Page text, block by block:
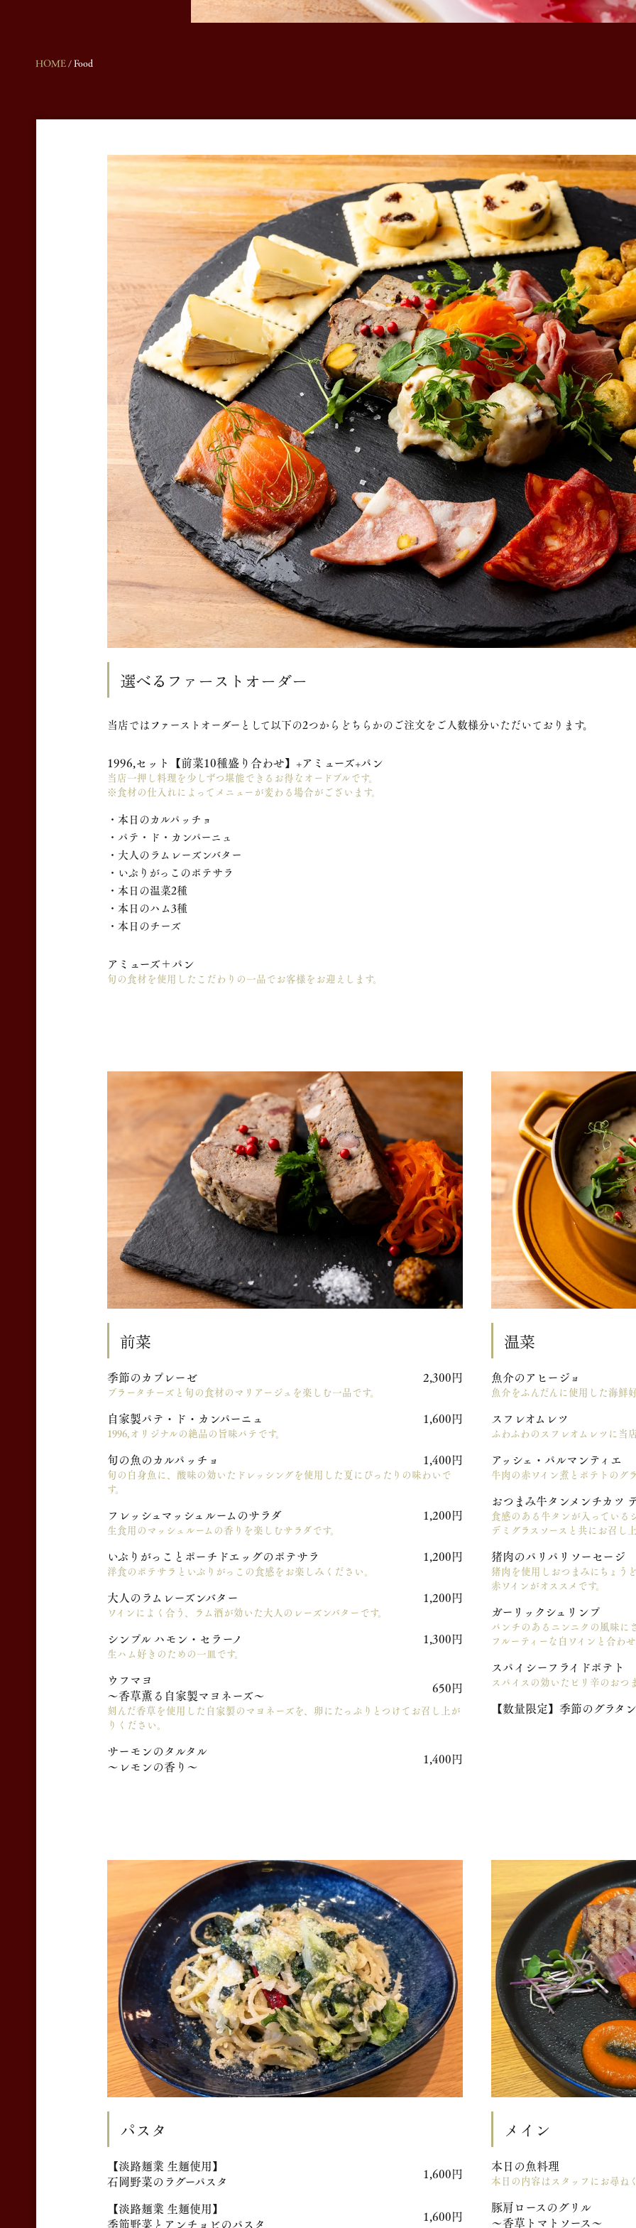
HOME/Food
選べるファーストオーダー
当店ではファーストオーダーとして以下の2つからどちらかのご注文をご人数様分いただいております。
1996,セット【前菜10種盛り合わせ】+アミューズ+パン
当店一押し料理を少しずつ堪能できるお得なオードブルです。
※食材の仕入れによってメニューが変わる場合がございます。
・本日のカルパッチョ
・パテ・ド・カンパーニュ
・大人のラムレーズンバター
・いぶりがっこのポテサラ
・本日の温菜2種
・本日のハム3種
・本日のチーズ
アミューズ＋パン
旬の食材を使用したこだわりの一品でお客様をお迎えします。
前菜
季節のカプレーゼ 2,300円
ブラータチーズと旬の食材のマリアージュを楽しむ一品です。
自家製パテ・ド・カンパーニュ 1,600円
1996,オリジナルの絶品の旨味パテです。
旬の魚のカルパッチョ 1,400円
旬の白身魚に、酸味の効いたドレッシングを使用した夏にぴったりの味わいで
す。
フレッシュマッシュルームのサラダ 1,200円
生食用のマッシュルームの香りを楽しむサラダです。
いぶりがっことポーチドエッグのポテサラ 1,200円
洋食のポテサラといぶりがっこの食感をお楽しみください。
大人のラムレーズンバター 1,200円
ワインによく合う、ラム酒が効いた大人のレーズンバターです。
シンプル ハモン・セラーノ 1,300円
生ハム好きのための一皿です。
ウフマヨ
～香草薫る自家製マヨネーズ～
650円
刻んだ香草を使用した自家製のマヨネーズを、卵にたっぷりとつけてお召し上が
りください。
サーモンのタルタル
〜レモンの香り〜
1,400円
温菜
魚介のアヒージョ
魚介をふんだんに使用した海鮮
スフレオムレツ
ふわふわのスフレオムレツに当
アッシェ・パルマンティエ
牛肉の赤ワイン煮とポテトのグ
おつまみ牛タンメンチカツ
食感のある牛タンが入っている
デミグラスソースと共にお召し
猪肉のパリパリソーセージ
猪肉を使用しおつまみにちょう
赤ワインがオススメです。
ガーリックシュリンプ
パンチのあるニンニクの風味
フルーティーな白ワインと合わ
スパイシーフライドポテト
スパイスの効いたピリ辛のおつ
【数量限定】季節のグラタン
パスタ
【淡路麺業 生麺使用】
石岡野菜のラグーパスタ
1,600円
【淡路麺業 生麺使用】
1,600円
メイン
本日の魚料理
本日の内容はスタッフにお尋ね
豚肩ロースのグリル
〜香草トマトソース〜